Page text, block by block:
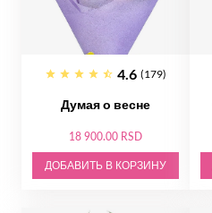
4.6 (179)
Думая о весне
18 900.00 RSD
ДОБАВИТЬ В КОРЗИНУ